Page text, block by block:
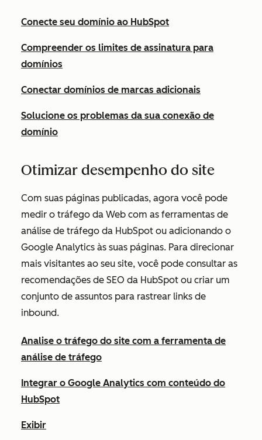
Conecte seu domínio ao HubSpot
Compreender os limites de assinatura para
domínios
Conectar domínios de marcas adicionais
Solucione os problemas da sua conexão de
domínio
Otimizar desempenho do site
Com suas páginas publicadas, agora você pode
medir o tráfego da Web com as ferramentas de
análise de tráfego da HubSpot ou adicionando o
Google Analytics às suas páginas. Para direcionar
mais visitantes ao seu site, você pode consultar as
recomendações de SEO da HubSpot ou criar um
conjunto de assuntos para rastrear links de
inbound.
Analise o tráfego do site com a ferramenta de
análise de tráfego
Integrar o Google Analytics com conteúdo do
HubSpot
Exibir